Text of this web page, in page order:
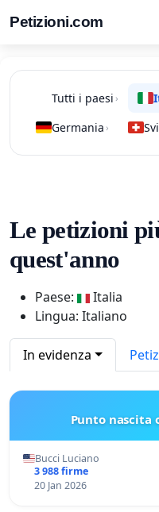
Petizioni.com
Tutti i paesi ›
Germania ›
Le petizioni
quest'anno
Paese:
Italia
Lingua: Italiano
In evidenza
Punto nascita
Bucci Luciano
3 988 firme
20 Jan 2026